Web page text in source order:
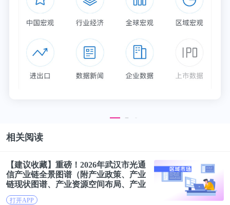
相关阅读
【建议收藏】重磅！2026年武汉市光通
信产业链全景图谱（附产业政策、产业
链现状图谱、产业资源空间布局、产业
链发展规划）
打开APP